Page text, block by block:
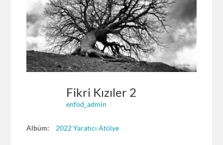
Fikri Kızıler 2
enfod_admin
Albüm: 2022 Yaratıcı Atölye